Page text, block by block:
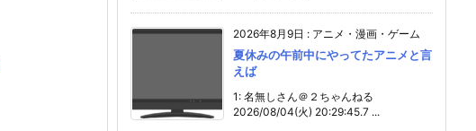
2026年8月9日 : アニメ・漫画・ゲーム
夏休みの午前中にやってたアニメと言
えば
1: 名無しさん＠２ちゃんねる
2026/08/04(火) 20:29:45.7 ...